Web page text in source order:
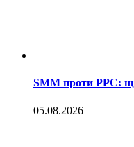
SMM проти PPC:
05.08.2026